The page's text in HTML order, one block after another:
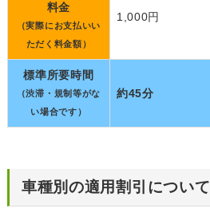
料金
（実際にお支払いい
ただく料金額）
1,000円
標準所要時間
（渋滞・規制等がな
い場合です）
約45分
車種別の適用割引について